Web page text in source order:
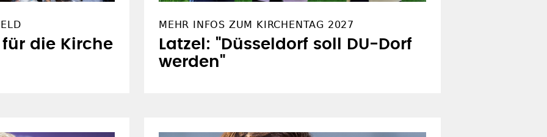
die Kirche
MEHR INFOS ZUM KIRCHENTAG 2027
Latzel: "Düsseldorf soll DU-Dorf
werden"